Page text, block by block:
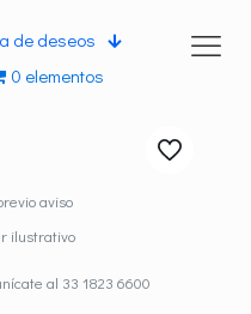
de deseos
0 elementos
aviso
ilustrativo
al 33 1823 6600